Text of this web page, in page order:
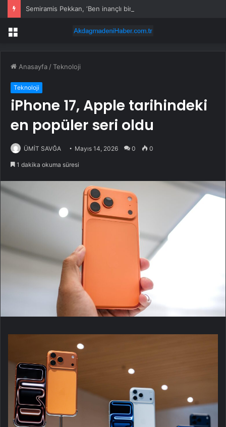
Menü
Anasayfa /Teknoloji
Teknoloji
iPhone 17, Apple tarihindeki
en popüler seri oldu
ÜMİT SAVĞA Mayıs 14, 2026 0 0
1 dakika okuma süresi